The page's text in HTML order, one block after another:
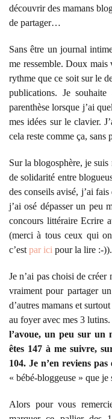
découvrir des mamans
de partager…
Sans être un journal
me ressemble. Doux
rythme que ce soit sur le
publications. Je
parenthèse lorsque j’ai
mes idées sur le clavier.
cela reste comme ça, sans
Sur la blogosphère, je
de solidarité entre
des conseils avisé, j’ai
j’ai osé dépasser un peu
concours littéraire Ecrire
(merci à tous ceux qui
c’est par ici pour la lire :-)).
Je n’ai pas choisi de
vraiment pour partager
d’autres mamans et
au foyer avec mes 3 lutins.
l’avoue, un peu sur un
êtes 147 à me suivre,
104. Je n’en reviens pas
« bébé-bloggeuse » que
Alors pour vous